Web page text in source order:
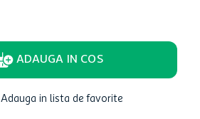
ADAUGA IN COS
Adauga in lista de favorite